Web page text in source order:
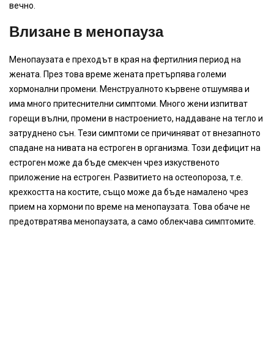
вечно.
Влизане в менопауза
Менопаузата е преходът в края на фертилния период на
жената. През това време жената претърпява големи
хормонални промени. Менструалното кървене отшумява и
има много притеснителни симптоми. Много жени изпитват
горещи вълни, промени в настроението, наддаване на тегло и
затруднено сън. Тези симптоми се причиняват от внезапното
спадане на нивата на естроген в организма. Този дефицит на
естроген може да бъде смекчен чрез изкуственото
приложение на естроген. Развитието на остеопороза, т.е.
крехкостта на костите, също може да бъде намалено чрез
прием на хормони по време на менопаузата. Това обаче не
предотвратява менопаузата, а само облекчава симптомите.